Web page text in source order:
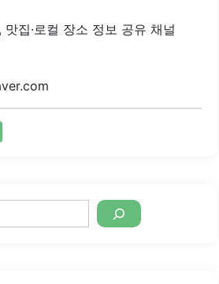
인상을 주며, 자주 방문하는 단골..
집·로컬 장소 정보 공유 채널